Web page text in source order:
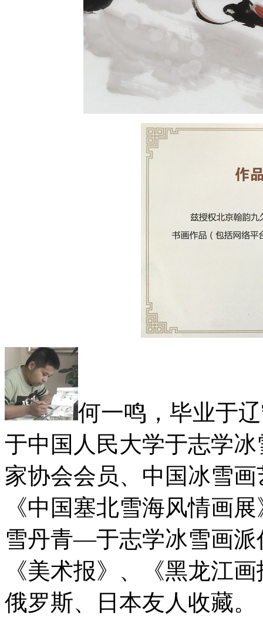
何一鸣，毕业于
于中国人民大学于志学
家协会会员、中国冰雪
《中国塞北雪海风情画
雪丹青—于志学冰雪画派
《美术报》、《黑龙江
俄罗斯、日本友人收藏。